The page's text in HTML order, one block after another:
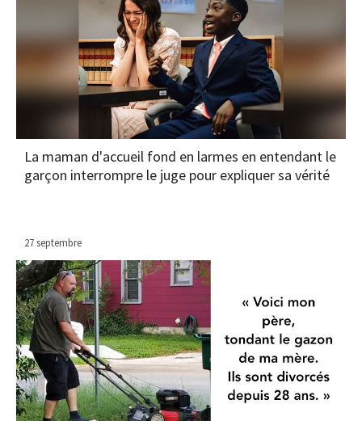
La maman d'accueil fond en larmes en entendant le
garçon interrompre le juge pour expliquer sa vérité
27 septembre